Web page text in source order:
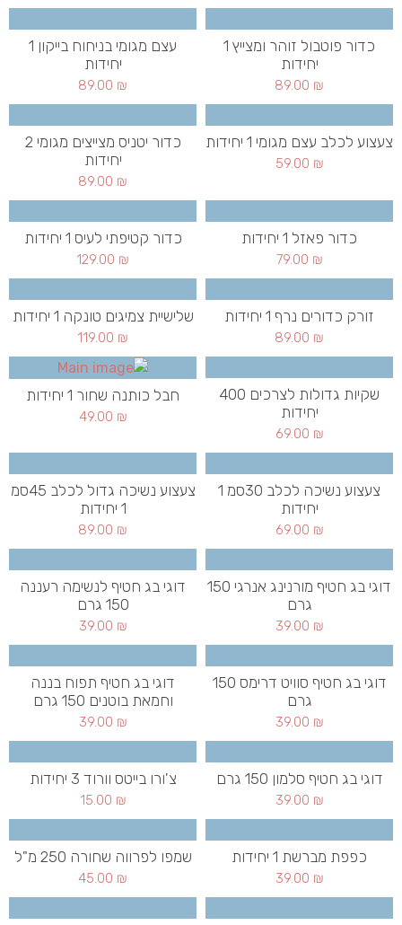
כדור פוטבול זוהר ומצייץ 1
יחידות
89.00 ₪
עצם מגומי בניחוח בייקון 1
יחידות
89.00 ₪
צעצוע לכלב עצם מגומי 1 יחידות
59.00 ₪
כדור יטניס מצייצים מגומי 2
יחידות
89.00 ₪
כדור פאזל 1 יחידות
79.00 ₪
כדור קטיפתי לעיס 1 יחידות
129.00 ₪
זורק כדורים נרף 1 יחידות
89.00 ₪
שלישיית צמיגים טונקה 1 יחידות
119.00 ₪
שקיות גדולות לצרכים 400
יחידות
69.00 ₪
חבל כותנה שחור 1 יחידות
49.00 ₪
צעצוע נשיכה לכלב 30סמ 1
יחידות
69.00 ₪
צעצוע נשיכה גדול לכלב 45סמ
1 יחידות
89.00 ₪
דוגי בג חטיף מורנינג אנרגי 150
גרם
39.00 ₪
דוגי בג חטיף לנשימה רעננה
150 גרם
39.00 ₪
דוגי בג חטיף סוויט דרימס 150
גרם
39.00 ₪
דוגי בג חטיף תפוח בננה
וחמאת בוטנים 150 גרם
39.00 ₪
דוגי בג חטיף סלמון 150 גרם
39.00 ₪
צ'ורו בייטס וורוד 3 יחידות
15.00 ₪
כפפת מברשת 1 יחידות
39.00 ₪
שמפו לפרווה שחורה 250 מ"ל
45.00 ₪